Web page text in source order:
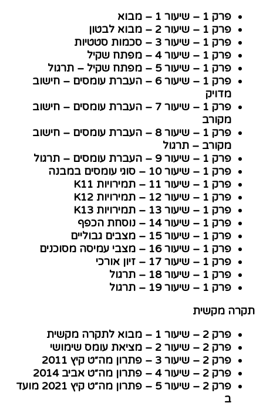
פרק 1 – שיעור 1 – מבוא
פרק 1 – שיעור 2 – מבוא לבטון
פרק 1 – שיעור 3 – סכמות סטטיות
פרק 1 – שיעור 4 – מפתח שקיל
פרק 1 – שיעור 5 – מפתח שקיל – תרגול
פרק 1 – שיעור 6 – העברת עומסים – חישוב
מדויק
פרק 1 – שיעור 7 – העברת עומסים – חישוב
מקורב
פרק 1 – שיעור 8 – העברת עומסים – חישוב
מקורב – תרגול
פרק 1 – שיעור 9 – העברת עומסים – תרגול
פרק 1 – שיעור 10 – סוגי עומסים במבנה
פרק 1 – שיעור 11 – תמירויות K11
פרק 1 – שיעור 12 – תמירויות K12
פרק 1 – שיעור 13 – תמירויות K13
פרק 1 – שיעור 14 – נוסחת הכפף
פרק 1 – שיעור 15 – מצבים גבוליים
פרק 1 – שיעור 16 – מצבי עמיסה מסוכנים
פרק 1 – שיעור 17 – זיון אורכי
פרק 1 – שיעור 18 – תרגול
פרק 1 – שיעור 19 – תרגול
מקשית
פרק 2 – שיעור 1 – מבוא לתקרה מקשית
פרק 2 – שיעור 2 – מציאת עומס שימושי
פרק 2 – שיעור 3 – פתרון מה״ט קיץ 2011
פרק 2 – שיעור 4 – פתרון מה״ט אביב 2014
פרק 2 – שיעור 5 – פתרון מה״ט קיץ 2021 מועד